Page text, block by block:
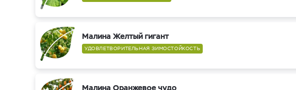
Малина Желтый гигант
УДОВЛЕТВОРИТЕЛЬНАЯ ЗИМОСТОЙКОСТЬ
Малина Оранжевое чудо